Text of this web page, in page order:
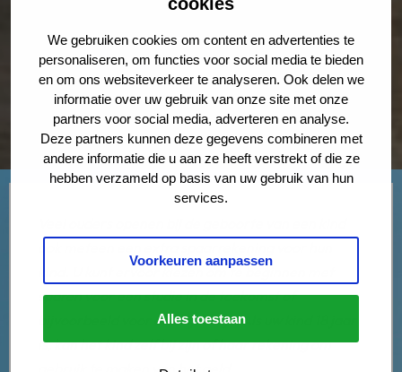
We gebruiken cookies om content en advertenties te
personaliseren, om functies voor social media te bieden
en om ons websiteverkeer te analyseren. Ook delen we
informatie over uw gebruik van onze site met onze
partners voor social media, adverteren en analyse.
Deze partners kunnen deze gegevens combineren met
andere informatie die u aan ze heeft verstrekt of die ze
hebben verzameld op basis van uw gebruik van hun
services.
Voorkeuren aanpassen
Alles toestaan
kind. U kunt ervoor kiezen om te beginnen met
sparen voor een studie in de toekomst of
bijvoorbeeld voor een rijbewijs. Als uw kind 18 jaar
is, kan het kind zelf bij zijn of haar rekening om
gebruik te maken van het geld.